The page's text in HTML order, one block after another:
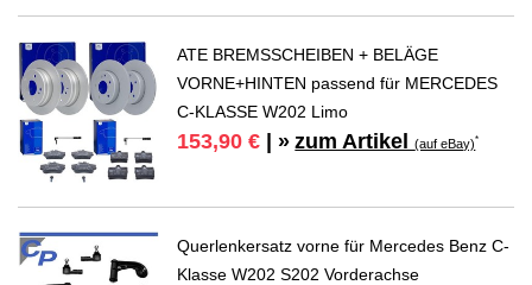
ATE BREMSSCHEIBEN + BELÄGE
VORNE+HINTEN passend für MERCEDES
C-KLASSE W202 Limo
153,90 € | » zum Artikel(auf eBay)*
Querlenkersatz vorne für Mercedes Benz C-
Klasse W202 S202 Vorderachse